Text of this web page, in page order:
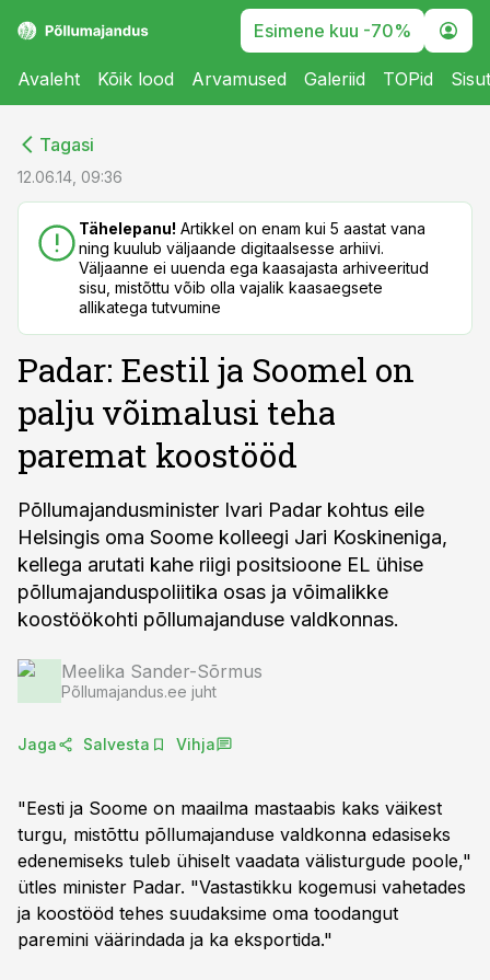
Esimene kuu -70%
Avaleht Kõik lood Arvamused Galeriid TOPid
Tagasi
12.06.14, 09:36
Tähelepanu! Artikkel on enam kui 5 aastat vana
ning kuulub väljaande digitaalsesse arhiivi.
Väljaanne ei uuenda ega kaasajasta arhiveeritud
sisu, mistõttu võib olla vajalik kaasaegsete
allikatega tutvumine
Padar: Eestil ja Soomel on
palju võimalusi teha
paremat koostööd
Põllumajandusminister Ivari Padar kohtus eile
Helsingis oma Soome kolleegi Jari Koskineniga,
kellega arutati kahe riigi positsioone EL ühise
põllumajanduspoliitika osas ja võimalikke
koostöökohti põllumajanduse valdkonnas.
Meelika Sander-Sõrmus
Põllumajandus.ee juht
Jaga Salvesta Vihja
"Eesti ja Soome on maailma mastaabis kaks väikest
turgu, mistõttu põllumajanduse valdkonna edasiseks
edenemiseks tuleb ühiselt vaadata välisturgude poole,"
ütles minister Padar. "Vastastikku kogemusi vahetades
ja koostööd tehes suudaksime oma toodangut
paremini väärindada ja ka eksportida."